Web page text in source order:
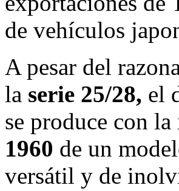
de vehículos
A pesar del
la serie 25/28, el
se produce con
1960 de un
versátil y de